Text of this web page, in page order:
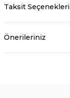
Taksit Seçenekleri
Önerileriniz